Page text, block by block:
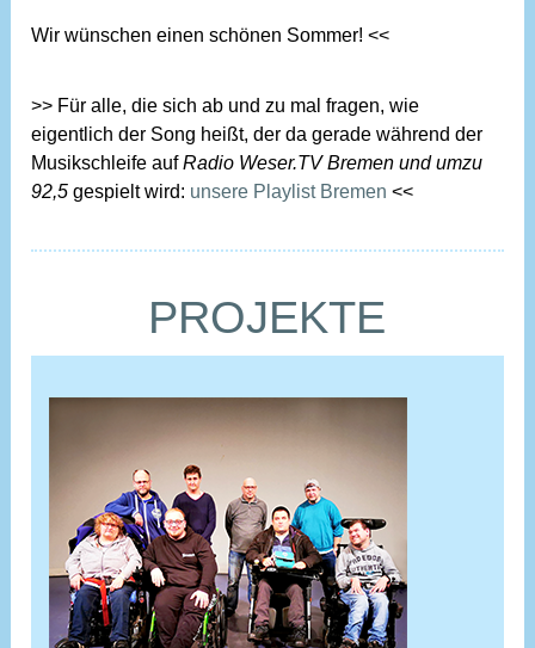
Wir wünschen einen schönen Sommer! <<
>> Für alle, die sich ab und zu mal fragen, wie
eigentlich der Song heißt, der da gerade während der
Musikschleife aufRadio Weser.TV Bremen und umzu
92,5 gespielt wird: unsere Playlist Bremen <<
PROJEKTE